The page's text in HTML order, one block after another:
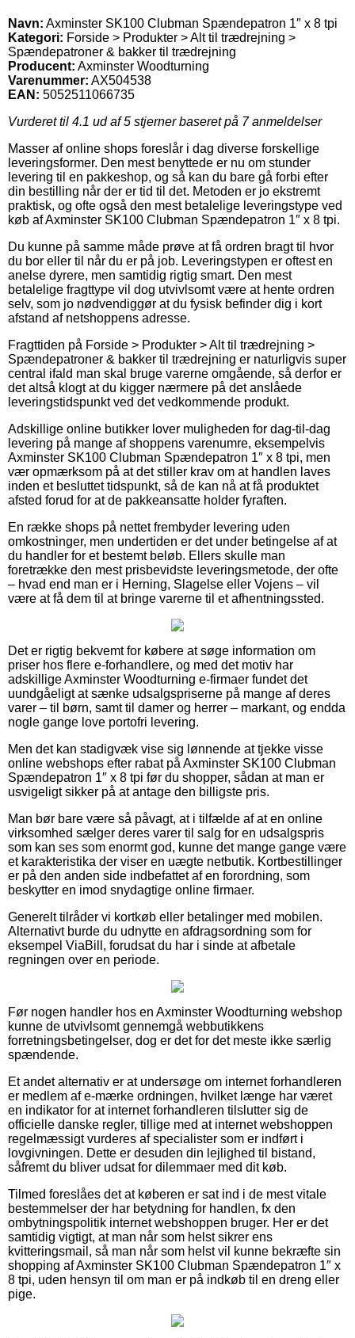
Navn: Axminster SK100 Clubman Spændepatron 1″ x 8 tpi
Kategori: Forside > Produkter > Alt til trædrejning >
Spændepatroner & bakker til trædrejning
Producent: Axminster Woodturning
Varenummer: AX504538
EAN: 5052511066735
Vurderet til 4.1 ud af 5 stjerner baseret på 7anmeldelser
Masser af online shops foreslår i dag diverse forskellige
leveringsformer. Den mest benyttede er nu om stunder
levering til en pakkeshop, og så kan du bare gå forbi efter
din bestilling når der er tid til det. Metoden er jo ekstremt
praktisk, og ofte også den mest betalelige leveringstype ved
køb af Axminster SK100 Clubman Spændepatron 1″ x 8 tpi.
Du kunne på samme måde prøve at få ordren bragt til hvor
du bor eller til når du er på job. Leveringstypen er oftest en
anelse dyrere, men samtidig rigtig smart. Den mest
betalelige fragttype vil dog utvivlsomt være at hente ordren
selv, som jo nødvendiggør at du fysisk befinder dig i kort
afstand af netshoppens adresse.
Fragttiden på Forside > Produkter > Alt til trædrejning >
Spændepatroner & bakker til trædrejning er naturligvis super
central ifald man skal bruge varerne omgående, så derfor er
det altså klogt at du kigger nærmere på det anslåede
leveringstidspunkt ved det vedkommende produkt.
Adskillige online butikker lover muligheden for dag-til-dag
levering på mange af shoppens varenumre, eksempelvis
Axminster SK100 Clubman Spændepatron 1″ x 8 tpi, men
vær opmærksom på at det stiller krav om at handlen laves
inden et besluttet tidspunkt, så de kan nå at få produktet
afsted forud for at de pakkeansatte holder fyraften.
En række shops på nettet frembyder levering uden
omkostninger, men undertiden er det under betingelse af at
du handler for et bestemt beløb. Ellers skulle man
foretrække den mest prisbevidste leveringsmetode, der ofte
– hvad end man er i Herning, Slagelse eller Vojens – vil
være at få dem til at bringe varerne til et afhentningssted.
Det er rigtig bekvemt for købere at søge information om
priser hos flere e-forhandlere, og med det motiv har
adskillige Axminster Woodturning e-firmaer fundet det
uundgåeligt at sænke udsalgspriserne på mange af deres
varer – til børn, samt til damer og herrer – markant, og endda
nogle gange love portofri levering.
Men det kan stadigvæk vise sig lønnende at tjekke visse
online webshops efter rabat på Axminster SK100 Clubman
Spændepatron 1″ x 8 tpi før du shopper, sådan at man er
usvigeligt sikker på at antage den billigste pris.
Man bør bare være så påvagt, at i tilfælde af at en online
virksomhed sælger deres varer til salg for en udsalgspris
som kan ses som enormt god, kunne det mange gange være
et karakteristika der viser en uægte netbutik. Kortbestillinger
er på den anden side indbefattet af en forordning, som
beskytter en imod snydagtige online firmaer.
Generelt tilråder vi kortkøb eller betalinger med mobilen.
Alternativt burde du udnytte en afdragsordning som for
eksempel ViaBill, forudsat du har i sinde at afbetale
regningen over en periode.
Før nogen handler hos en Axminster Woodturning webshop
kunne de utvivlsomt gennemgå webbutikkens
forretningsbetingelser, dog er det for det meste ikke særlig
spændende.
Et andet alternativ er at undersøge om internet forhandleren
er medlem af e-mærke ordningen, hvilket længe har været
en indikator for at internet forhandleren tilslutter sig de
officielle danske regler, tillige med at internet webshoppen
regelmæssigt vurderes af specialister som er indført i
lovgivningen. Dette er desuden din lejlighed til bistand,
såfremt du bliver udsat for dilemmaer med dit køb.
Tilmed foreslåes det at køberen er sat ind i de mest vitale
bestemmelser der har betydning for handlen, fx den
ombytningspolitik internet webshoppen bruger. Her er det
samtidig vigtigt, at man når som helst sikrer ens
kvitteringsmail, så man når som helst vil kunne bekræfte sin
shopping af Axminster SK100 Clubman Spændepatron 1″ x
8 tpi, uden hensyn til om man er på indkøb til en dreng eller
pige.